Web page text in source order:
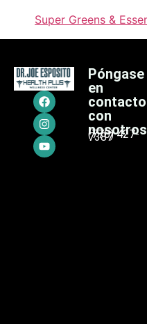
Super Greens &
Póngase
en
contacto
con
nosotros
(770) 427-
7387